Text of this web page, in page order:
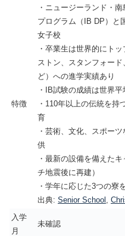
特徴
・ニュージーランド・
プログラム（IB DP）と
女子校
・卒業生は世界的にト
ストン、スタンフォー
ど）への進学実績あり
・IB試験の成績は世界
・110年以上の伝統を持
育
・芸術、文化、スポー
供
・最新の設備を備えた
チ地震後に再建）
・学年に応じた3つの寮
出典: Senior School
入学
月
未確認